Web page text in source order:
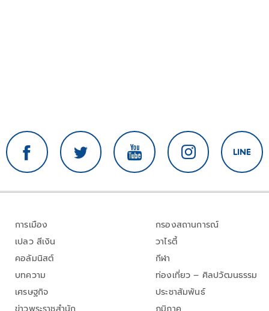
การเมือง
เปลว สีเงิน
คอลัมนิสต์
บทความ
เศรษฐกิจ
กรองสถานการณ์
วาไรตี้
กีฬา
ท่องเที่ยว – ศิลปวัฒนธรรม
ประชาสัมพันธ์